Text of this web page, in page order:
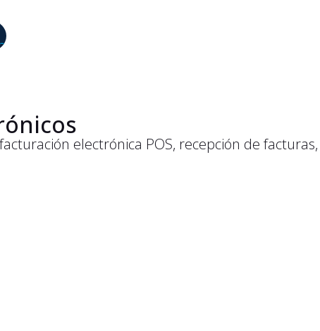
electrónica POS, recepción de facturas,